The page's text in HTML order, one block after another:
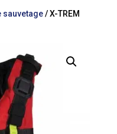
sauvetage/ X-TREM